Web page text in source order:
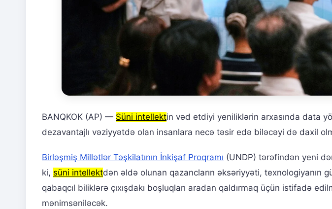
BANQKOK (AP) — Süni intellektin vəd etdiyi yeniliklərin arxasında data
dezavantajlı vəziyyətdə olan insanlara necə təsir edə biləcəyi də daxil
Birləşmiş Millətlər Təşkilatının İnkişaf Proqramı (UNDP) tərəfindən yeni
ki, süni intellektdən əldə olunan qazancların əksəriyyəti, texnologiyanın
qabaqcıl biliklərə çıxışdakı boşluqları aradan qaldırmaq üçün istifadə
mənimsəniləcək.